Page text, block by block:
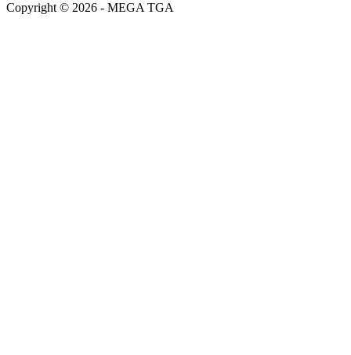
Copyright © 2026 - MEGA TGA